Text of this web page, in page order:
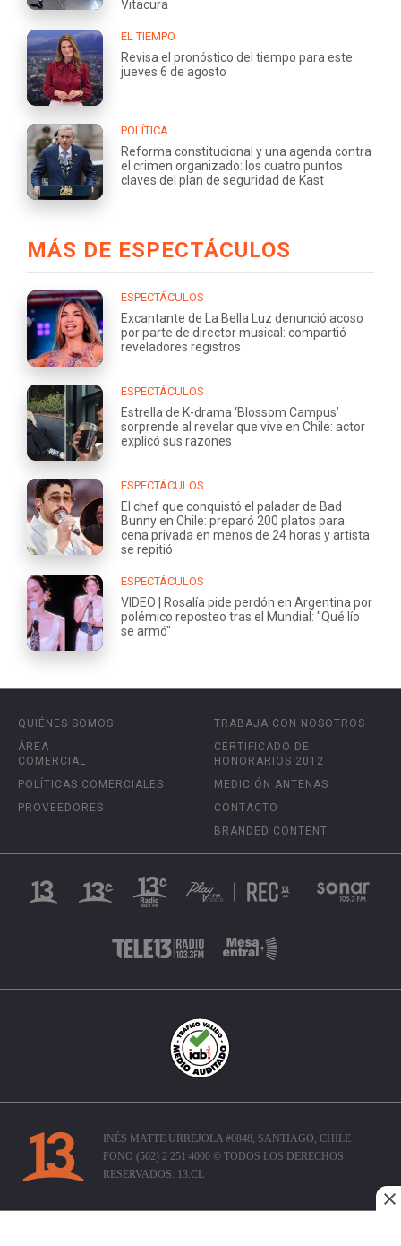
Vitacura
EL TIEMPO
Revisa el pronóstico del tiempo para este
jueves 6 de agosto
POLÍTICA
Reforma constitucional y una agenda contra
el crimen organizado: los cuatro puntos
claves del plan de seguridad de Kast
MÁS DE ESPECTÁCULOS
ESPECTÁCULOS
Excantante de La Bella Luz denunció acoso
por parte de director musical: compartió
reveladores registros
ESPECTÁCULOS
Estrella de K-drama ‘Blossom Campus’
sorprende al revelar que vive en Chile: actor
explicó sus razones
ESPECTÁCULOS
El chef que conquistó el paladar de Bad
Bunny en Chile: preparó 200 platos para
cena privada en menos de 24 horas y artista
se repitió
ESPECTÁCULOS
VIDEO | Rosalía pide perdón en Argentina por
polémico reposteo tras el Mundial: "Qué lío
se armó"
QUIÉNES SOMOS
ÁREA
COMERCIAL
POLÍTICAS COMERCIALES
PROVEEDORES
TRABAJA CON NOSOTROS
CERTIFICADO DE
HONORARIOS 2012
MEDICIÓN ANTENAS
CONTACTO
BRANDED CONTENT
INÉS MATTE URREJOLA #0848, SANTIAGO, CHILE
FONO (562) 2 251 4000 © TODOS LOS DERECHOS
RESERVADOS. 13.CL